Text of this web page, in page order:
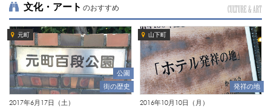
文化・アート のおすすめ CULTURE & ART
元町
公園
街の歴史
2017年6月17日（土）
山下町
発祥の地
2016年10月10日（月）